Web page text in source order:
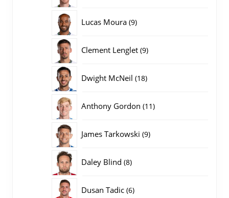
Lucas Moura 99
Clement Lenglet 99
Dwight McNeil 1818
Anthony Gordon 1111
James Tarkowski 99
Daley Blind 88
Dusan Tadic 66